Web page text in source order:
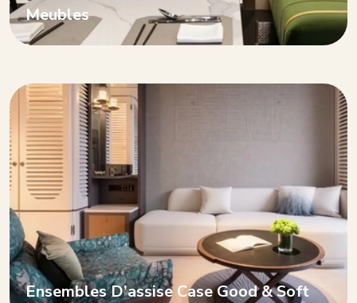
Meubles
Ensembles D’assise Case Good & Soft